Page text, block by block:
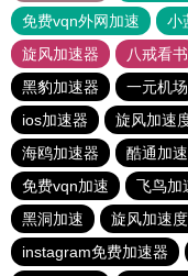
免费vqn外网加速
小
旋风加速器
八戒看书
黑豹加速器
一元机场
ios加速器
旋风加速
海鸥加速器
酷通加
免费vqn加速
飞鸟加
黑洞加速
旋风加速
instagram免费加速器